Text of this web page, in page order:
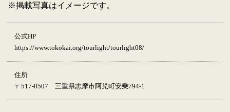
※掲載写真はイメージです。
公式HP
https://www.tokokai.org/tourlight/tourlight08/
住所
〒517-0507 三重県志摩市阿児町安乗794-1